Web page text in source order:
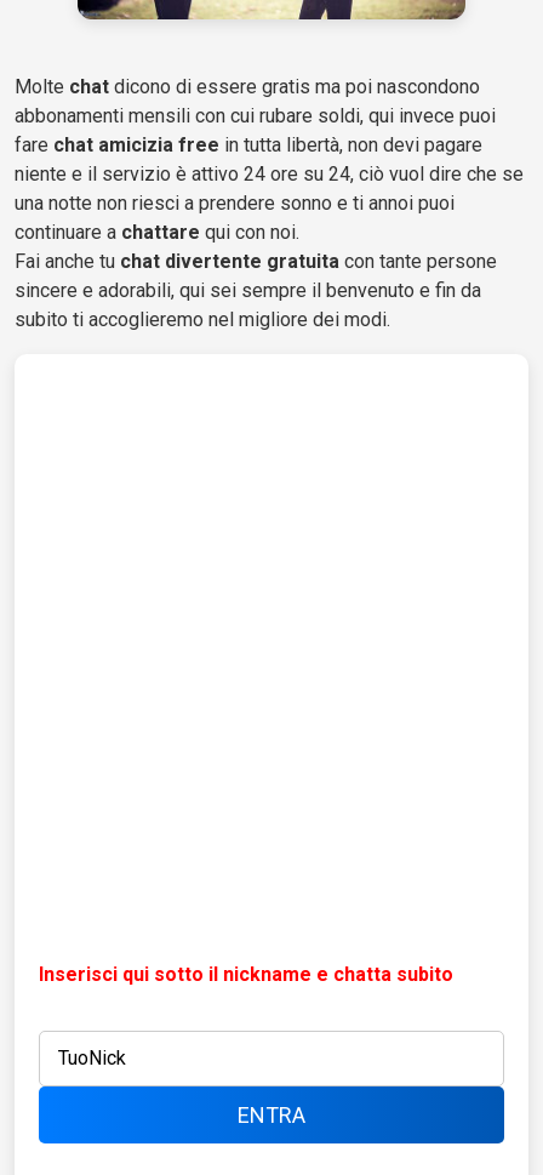
Molte chat dicono di essere gratis ma poi nascondono
abbonamenti mensili con cui rubare soldi, qui invece puoi
fare chat amicizia free in tutta libertà, non devi pagare
niente e il servizio è attivo 24 ore su 24, ciò vuol dire che se
una notte non riesci a prendere sonno e ti annoi puoi
continuare a chattare qui con noi.
Fai anche tu chat divertente gratuita con tante persone
sincere e adorabili, qui sei sempre il benvenuto e fin da
subito ti accoglieremo nel migliore dei modi.
Inserisci qui sotto il nickname e chatta subito